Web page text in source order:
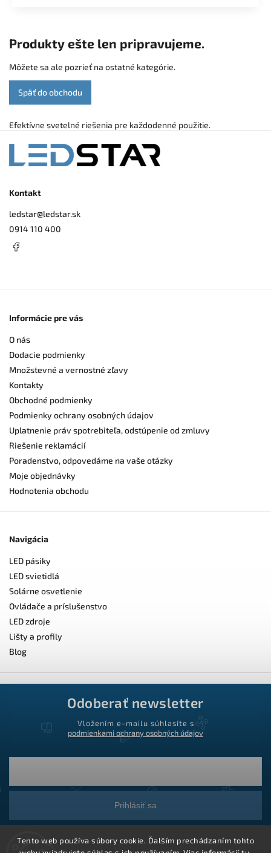
Tento web používa súbory cookie. Ďalším prechádzaním tohto
Produkty ešte len pripravujeme.
Môžete sa ale pozrieť na ostatné kategórie.
Späť do obchodu
Efektívne svetelné riešenia pre každodenné použitie.
Kontakt
ledstar@ledstar.sk
0914 110 400
Informácie pre vás
O nás
Dodacie podmienky
Množstevné a vernostné zľavy
Kontakty
Obchodné podmienky
Podmienky ochrany osobných údajov
Uplatnenie práv spotrebiteľa, odstúpenie od zmluvy
Riešenie reklamácií
Poradenstvo, odpovedáme na vaše otázky
Moje objednávky
Hodnotenia obchodu
Navigácia
LED pásiky
LED svietidlá
Solárne osvetlenie
Ovládače a príslušenstvo
LED zdroje
Lišty a profily
Blog
Odoberať newsletter
Vložením e-mailu súhlasíte s
podmienkami ochrany osobných údajov
Prihlásiť sa